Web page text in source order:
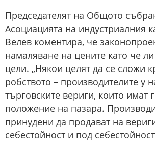
Председателят на Общото
Асоциацията на индустриалния
Велев коментира, че
намаляване на цените като че
цели. „Някои целят да се сложи
робството – производителите у
търговските вериги, които имат
положение на пазара.
принудени да продават на
себестойност и под